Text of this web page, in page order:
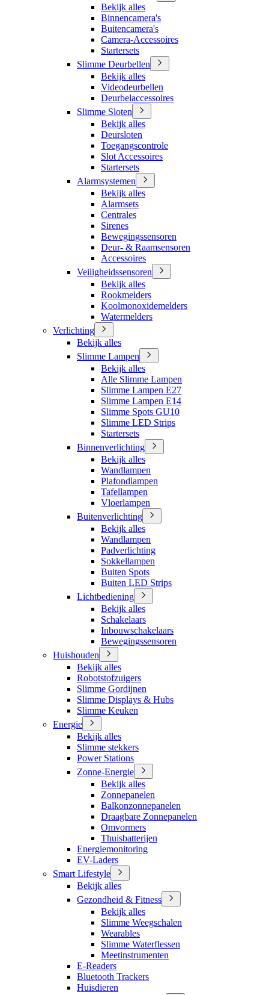
Bekijk alles
Binnencamera's
Buitencamera's
Camera-Accessoires
Startersets
Slimme Deurbellen
Bekijk alles
Videodeurbellen
Deurbelaccessoires
Slimme Sloten
Bekijk alles
Deursloten
Toegangscontrole
Slot Accessoires
Startersets
Alarmsystemen
Bekijk alles
Alarmsets
Centrales
Sirenes
Bewegingssensoren
Deur- & Raamsensoren
Accessoires
Veiligheidssensoren
Bekijk alles
Rookmelders
Koolmonoxidemelders
Watermelders
Verlichting
Bekijk alles
Slimme Lampen
Bekijk alles
Alle Slimme Lampen
Slimme Lampen E27
Slimme Lampen E14
Slimme Spots GU10
Slimme LED Strips
Startersets
Binnenverlichting
Bekijk alles
Wandlampen
Plafondlampen
Tafellampen
Vloerlampen
Buitenverlichting
Bekijk alles
Wandlampen
Padverlichting
Sokkellampen
Buiten Spots
Buiten LED Strips
Lichtbediening
Bekijk alles
Schakelaars
Inbouwschakelaars
Bewegingssensoren
Huishouden
Bekijk alles
Robotstofzuigers
Slimme Gordijnen
Slimme Displays & Hubs
Slimme Keuken
Energie
Bekijk alles
Slimme stekkers
Power Stations
Zonne-Energie
Bekijk alles
Zonnepanelen
Balkonzonnepanelen
Draagbare Zonnepanelen
Omvormers
Thuisbatterijen
Energiemonitoring
EV-Laders
Smart Lifestyle
Bekijk alles
Gezondheid & Fitness
Bekijk alles
Slimme Weegschalen
Wearables
Slimme Waterflessen
Meetinstrumenten
E-Readers
Bluetooth Trackers
Huisdieren